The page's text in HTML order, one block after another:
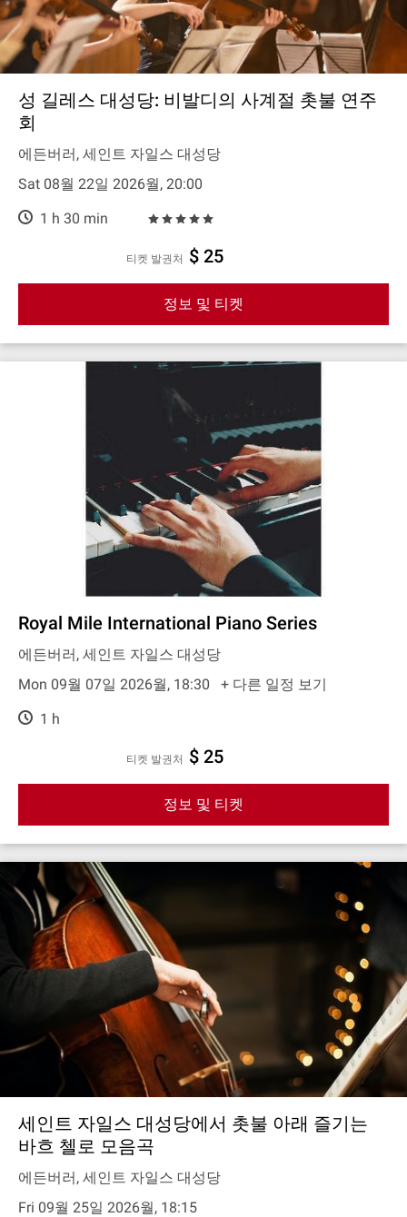
성 길레스 대성당: 비발디의 사계절 촛불 연주
회
에든버러, 세인트 자일스 대성당
Sat 08월 22일 2026월, 20:00
1 h 30 min
티켓 발권처 $ 25
정보 및 티켓
Royal Mile International Piano Series
에든버러, 세인트 자일스 대성당
Mon 09월 07일 2026월, 18:30
+ 다른 일정 보기
1 h
티켓 발권처 $ 25
정보 및 티켓
세인트 자일스 대성당에서 촛불 아래 즐기는
바흐 첼로 모음곡
에든버러, 세인트 자일스 대성당
Fri 09월 25일 2026월, 18:15